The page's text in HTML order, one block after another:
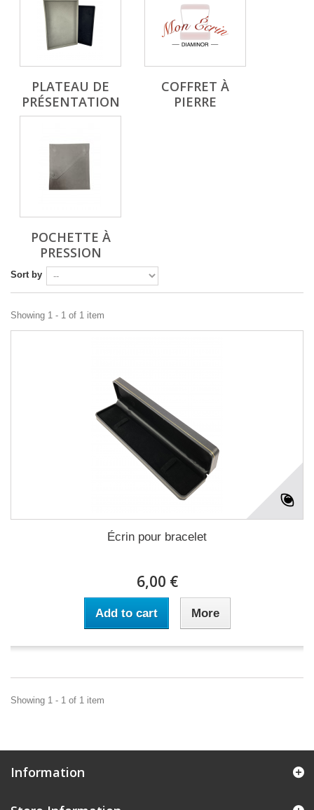
PLATEAU DE
PRÉSENTATION
COFFRET À
PIERRE
POCHETTE À
PRESSION
Sort by
Showing 1 - 1 of 1 item
Écrin pour bracelet
6,00 €
Add to cart More
Showing 1 - 1 of 1 item
Information